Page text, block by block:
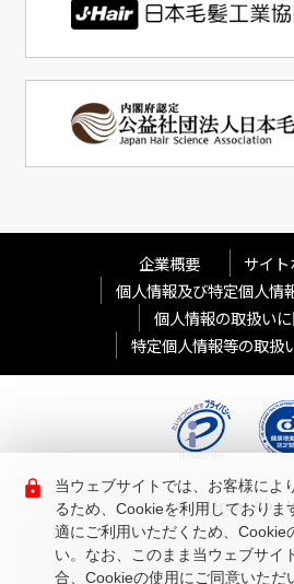
企業概要
サイ
個人情報及び特定個人情
個人情報の取扱い
特定個人情報等の取扱
© Aderans Co.,
当ウェブサイトでは、お客様によ
るため、Cookieを利用しておりま
適にご利用いただくため、Cookie
い。なお、このまま当ウェブサイ
合、Cookieの使用にご同意いただ